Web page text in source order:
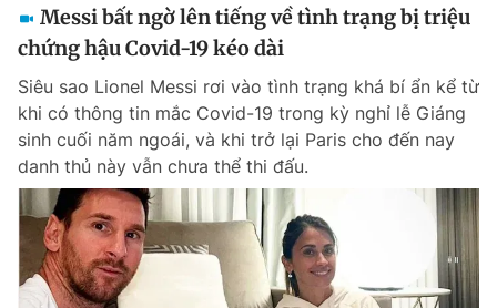
Messi bất ngờ lên tiếng về tình trạng bị triệu
chứng hậu Covid-19 kéo dài
Siêu sao Lionel Messi rơi vào tình trạng khá bí ẩn kể từ
khi có thông tin mắc Covid-19 trong kỳ nghỉ lễ Giáng
sinh cuối năm ngoái, và khi trở lại Paris cho đến nay
danh thủ này vẫn chưa thể thi đấu.